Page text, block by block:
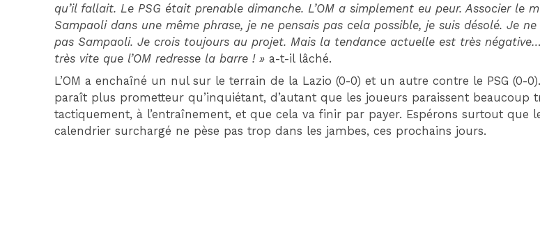
qu’il fallait. Le PSG était prenable dimanche. L’OM a simplement eu peur. Associer le
Sampaoli dans une même phrase, je ne pensais pas cela possible, je suis désolé. Je
pas Sampaoli. Je crois toujours au projet. Mais la tendance actuelle est très
très vite que l’OM redresse la barre ! » a-t-il lâché.
L’OM a enchaîné un nul sur le terrain de la Lazio (0-0) et un autre contre le PSG (0-
paraît plus prometteur qu’inquiétant, d’autant que les joueurs paraissent beaucoup
tactiquement, à l’entraînement, et que cela va finir par payer. Espérons surtout que
calendrier surchargé ne pèse pas trop dans les jambes, ces prochains jours.